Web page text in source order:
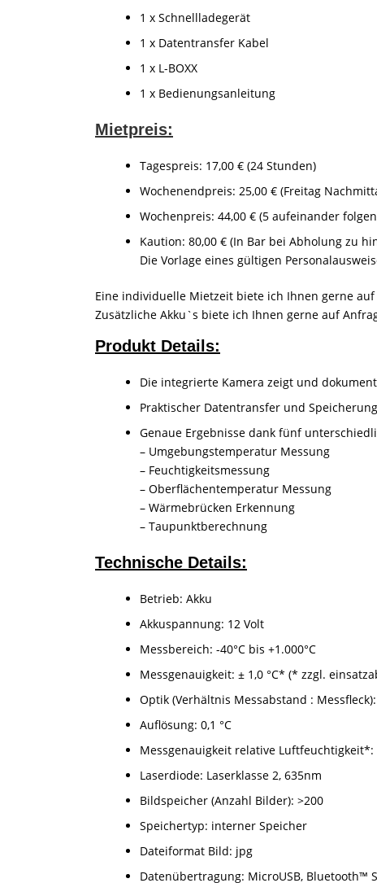
1 x Schnellladegerät
1 x Datentransfer Kabel
1 x L-BOXX
1 x Bedienungsanleitung
Mietpreis:
Tagespreis: 17,00 € (24 Stunden)
Wochenendpreis: 25,00 € (Freitag
Wochenpreis: 44,00 € (5 aufeinander
Kaution: 80,00 € (In Bar bei Abholung zu
Die Vorlage eines gültigen
Eine individuelle Mietzeit biete ich Ihnen gerne auf
Zusätzliche Akku`s biete ich Ihnen gerne auf
Produkt Details:
Die integrierte Kamera zeigt und
Praktischer Datentransfer und
Genaue Ergebnisse dank fünf
– Umgebungstemperatur Messung
– Feuchtigkeitsmessung
– Oberflächentemperatur Messung
– Wärmebrücken Erkennung
– Taupunktberechnung
Technische Details:
Betrieb: Akku
Akkuspannung: 12 Volt
Messbereich: -40°C bis +1.000°C
Messgenauigkeit: ± 1,0 °C* (* zzgl.
Optik (Verhältnis Messabstand : Messfleck):
Auflösung: 0,1 °C
Messgenauigkeit relative
Laserdiode: Laserklasse 2, 635nm
Bildspeicher (Anzahl Bilder): >200
Speichertyp: interner Speicher
Dateiformat Bild: jpg
Datenübertragung: MicroUSB, Bluetooth™